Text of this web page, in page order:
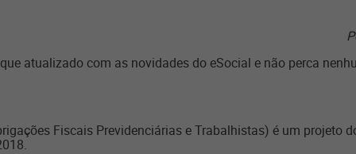
atualizado com as novidades do eSocial e não perca
Fiscais Previdenciárias e Trabalhistas) é um projeto